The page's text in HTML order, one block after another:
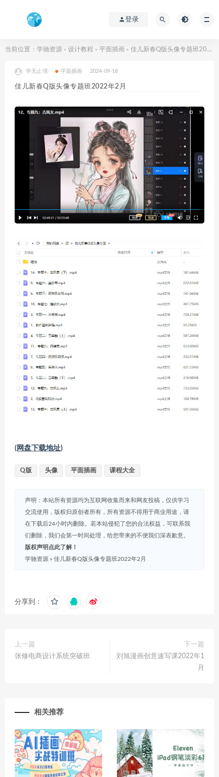
登录
当前位置： 学驰资源 > 设计教程 > 平面插画 > 佳儿新春Q版头像专题班2022年2月
学无止境 平面插画 2024-09-18
佳儿新春Q版头像专题班2022年2月
(网盘下载地址)
Q版 头像 平面插画 课程大全
声明：本站所有资源均为互联网收集而来和网友投稿，仅供学习
交流使用，版权归原创者所有，所有资源不得用于商业用途，请
在下载后24小时内删除。若本站侵犯了您的合法权益，可联系我
们删除，我们会第一时间处理，给您带来的不便我们深表歉意。
版权声明点此了解！
学驰资源 » 佳儿新春Q版头像专题班2022年2月
分享到：
上一篇
张修电商设计系统突破班
下一篇
刘旭漫画创意速写课2022年1
月
相关推荐